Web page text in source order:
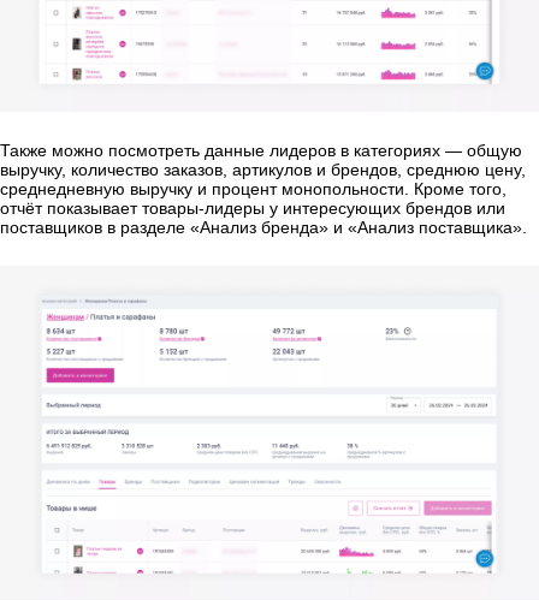
Также можно посмотреть данные лидеров в категориях — общую
выручку, количество заказов, артикулов и брендов, среднюю цену,
среднедневную выручку и процент монопольности. Кроме того,
отчёт показывает товары-лидеры у интересующих брендов или
поставщиков в разделе «Анализ бренда» и «Анализ поставщика».